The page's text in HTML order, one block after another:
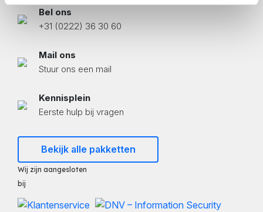
Bel ons
+31 (0222) 36 30 60
Mail ons
Stuur ons een mail
Kennisplein
Eerste hulp bij vragen
Bekijk alle pakketten
Wij zijn aangesloten
bij